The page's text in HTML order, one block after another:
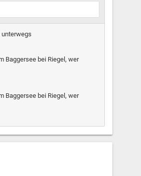
unterwegs
Baggersee bei Riegel, wer
Baggersee bei Riegel, wer